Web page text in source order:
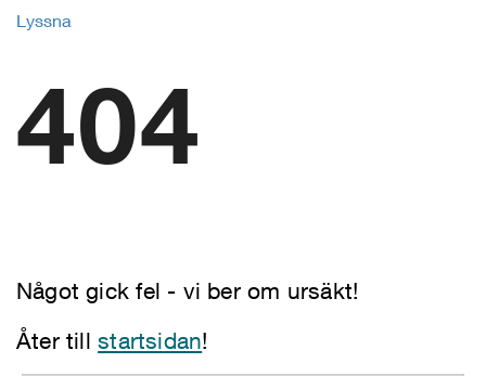
Lyssna
404
Något gick fel - vi ber om ursäkt!
Åter tillstartsidan!